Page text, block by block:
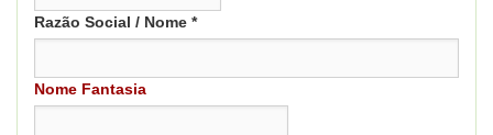
Razão Social / Nome *
Nome Fantasia